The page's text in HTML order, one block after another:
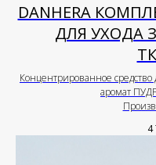
DANHERA
ДЛЯ УХОДА
Концентрированное
аромат
4